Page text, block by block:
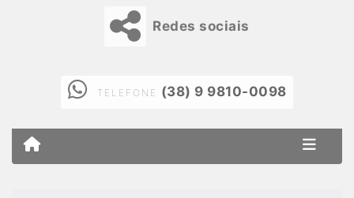
Redes sociais
TELEFONE (38) 9 9810-0098